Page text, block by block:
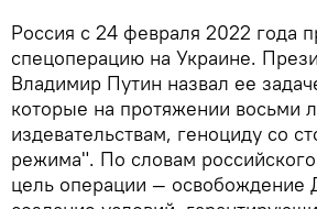
Россия с 24 февраля 2022 года
спецоперацию на Украине.
Владимир Путин назвал ее
которые на протяжении восьми
издевательствам, геноциду со
режима". По словам
цель операции — освобождение